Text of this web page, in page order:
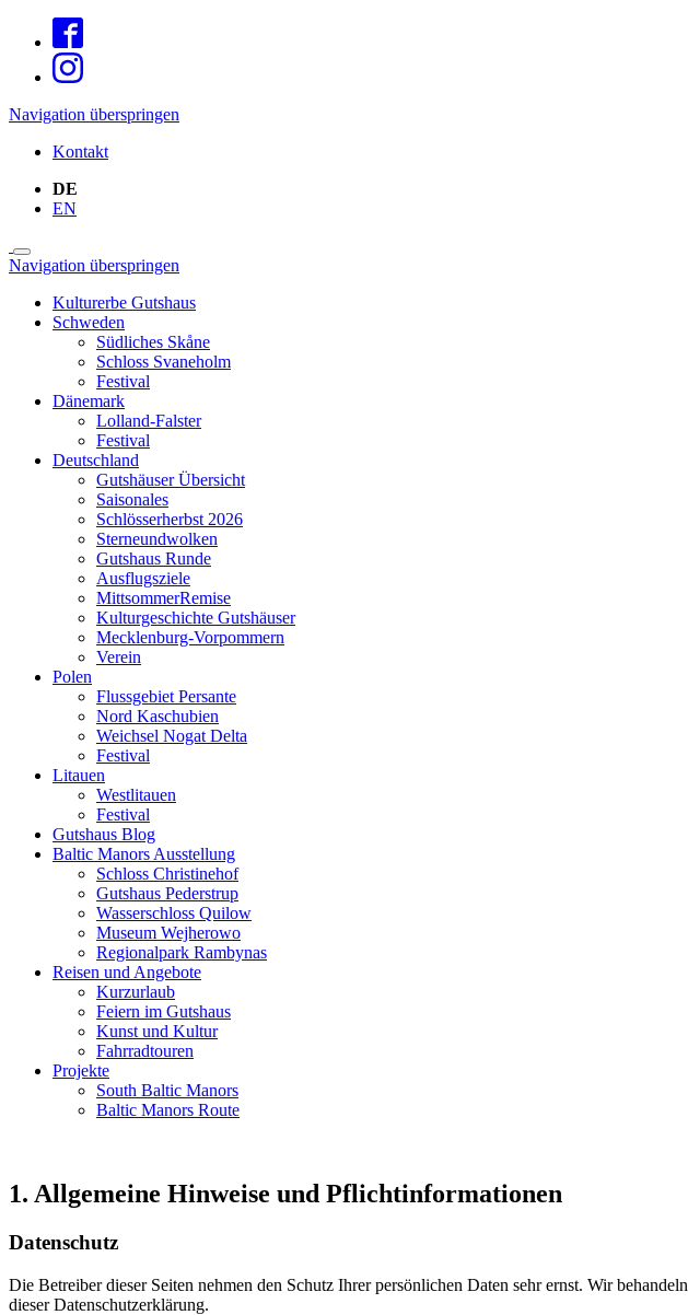
Navigation überspringen
Kontakt
DE
EN
Navigation überspringen
Kulturerbe Gutshaus
Schweden
Südliches Skåne
Schloss Svaneholm
Festival
Dänemark
Lolland-Falster
Festival
Deutschland
Gutshäuser Übersicht
Saisonales
Schlösserherbst 2026
Sterneundwolken
Gutshaus Runde
Ausflugsziele
MittsommerRemise
Kulturgeschichte Gutshäuser
Mecklenburg-Vorpommern
Verein
Polen
Flussgebiet Persante
Nord Kaschubien
Weichsel Nogat Delta
Festival
Litauen
Westlitauen
Festival
Gutshaus Blog
Baltic Manors Ausstellung
Schloss Christinehof
Gutshaus Pederstrup
Wasserschloss Quilow
Museum Wejherowo
Regionalpark Rambynas
Reisen und Angebote
Kurzurlaub
Feiern im Gutshaus
Kunst und Kultur
Fahrradtouren
Projekte
South Baltic Manors
Baltic Manors Route
1. Allgemeine Hinweise und Pflichtinformationen
Datenschutz
Die Betreiber dieser Seiten nehmen den Schutz Ihrer persönlichen Daten sehr ernst. Wir
dieser Datenschutzerklärung.